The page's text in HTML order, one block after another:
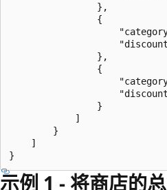
                },
                {
                },
                {
                }
            ]
        }
    ]
示例 1 - 将商店的